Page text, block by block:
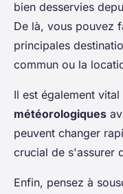
bien desservies
De là, vous pouvez
principales
commun ou la
Il est également
météorologiques
peuvent changer
crucial de s'assurer
Enfin, pensez à